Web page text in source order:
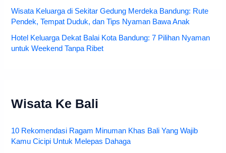
Wisata Keluarga di Sekitar Gedung Merdeka Bandung: Rute
Pendek, Tempat Duduk, dan Tips Nyaman Bawa Anak
Hotel Keluarga Dekat Balai Kota Bandung: 7 Pilihan Nyaman
untuk Weekend Tanpa Ribet
Wisata Ke Bali
10 Rekomendasi Ragam Minuman Khas Bali Yang Wajib
Kamu Cicipi Untuk Melepas Dahaga